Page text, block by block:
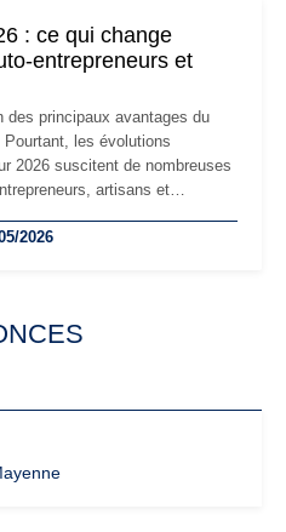
: ce qui change
entrepreneurs et
des principaux avantages du
les évolutions
2026 suscitent de nombreuses
artisans et
vers la TVA : les règles
2026